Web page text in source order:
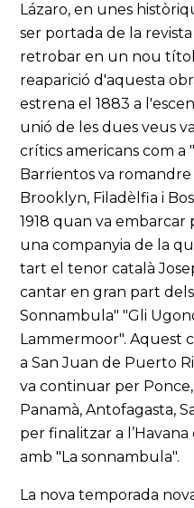
Lázaro, en unes
ser portada de la revista
retrobar en un nou
reaparició d'aquesta
estrena el 1883 a
unió de les dues veus
crítics americans com a "
Barrientos va
Brooklyn, Filadèlfia i
1918 quan va
una companyia de la
tart el tenor català
cantar en gran part
Sonnambula" "Gli
Lammermoor". Aquest
a San Juan de Puerto
va continuar per Ponce,
Panamà, Antofagasta,
per finalitzar a
amb "La sonnambula".
La nova temporada